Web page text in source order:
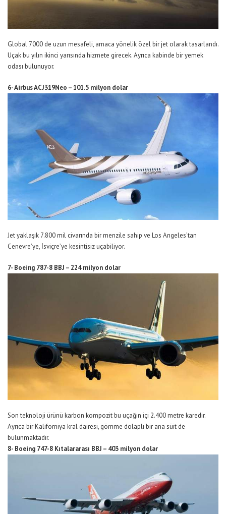
Global 7000 de uzun mesafeli, amaca yönelik özel bir jet olarak tasarlandı.
Uçak bu yılın ikinci yarısında hizmete girecek. Ayrıca kabinde bir yemek
odası bulunuyor.
6- Airbus ACJ319Neo – 101.5 milyon dolar
Jet yaklaşık 7.800 mil civarında bir menzile sahip ve Los Angeles’tan
Cenevre’ye, İsviçre’ye kesintisiz uçabiliyor.
7- Boeing 787-8 BBJ – 224 milyon dolar
Son teknoloji ürünü karbon kompozit bu uçağın içi 2.400 metre karedir.
Ayrıca bir Kaliforniya kral dairesi, gömme dolaplı bir ana süit de
bulunmaktadır.
8- Boeing 747-8 Kıtalararası BBJ – 403 milyon dolar